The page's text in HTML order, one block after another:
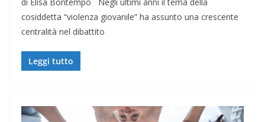
di Elisa Bontempo Negli ultimi anni il tema della
cosiddetta “violenza giovanile” ha assunto una crescente
centralità nel dibattito
Leggi tutto